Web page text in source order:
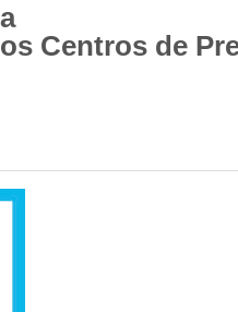
Centros de